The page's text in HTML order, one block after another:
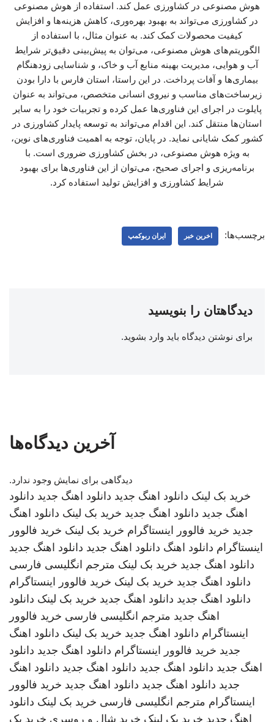
هوش مصنوعی در کشاورزی عمل کند. استفاده از هوش مصنوعی
در کشاورزی می‌تواند به بهبود بهره‌وری، کاهش هزینه‌ها و افزایش
کیفیت محصولات کمک کند. به عنوان مثال، با استفاده از
الگوریتم‌های هوش مصنوعی، می‌توان به پیش‌بینی دقیق‌تر شرایط
آب و هوایی، مدیریت بهینه منابع آب و خاک، و شناسایی زودهنگام
بیماری‌ها و آفات پرداخت. در این راستا، استان فارس با دارا بودن
زیرساخت‌های مناسب و نیروی انسانی متخصص، می‌تواند به عنوان
پایلوت در اجرای این فناوری‌ها عمل کرده و تجربیات خود را به سایر
استان‌ها منتقل کند. این اقدام می‌تواند به توسعه پایدار کشاورزی در
کشور کمک شایانی نماید. در پایان، توجه به اهمیت فناوری‌های نوین،
به ویژه هوش مصنوعی، در بخش کشاورزی ضروری است. با
برنامه‌ریزی و اجرای صحیح، می‌توان از این فناوری‌ها برای بهبود
شرایط کشاورزی و افزایش تولید استفاده کرد.
برچسب‌ها: اخرین خبر ایران ربوکمپ
دیدگاهتان را بنویسید
برای نوشتن دیدگاه باید وارد بشوید.
آخرین دیدگاه‌ها
دیدگاهی برای نمایش وجود ندارد.
خرید بک لینک دانلود اهنگ جدید دانلود اهنگ جدید دانلود
اهنگ جدید دانلود اهنگ جدید خرید بک لینک دانلود اهنگ
جدید خرید فالوور اینستاگرام خرید بک لینک خرید فالوور
اینستاگرام دانلود اهنگ دانلود اهنگ جدید دانلود اهنگ جدید
دانلود اهنگ جدید خرید بک لینک مترجم انگلیسی فارسی
دانلود اهنگ جدید خرید بک لینک خرید فالوور اینستاگرام
دانلود اهنگ جدید دانلود اهنگ جدید خرید بک لینک دانلود
اهنگ جدید مترجم انگلیسی فارسی خرید فالوور
اینستاگرام دانلود اهنگ جدید خرید بک لینک دانلود اهنگ
جدید خرید فالوور اینستاگرام دانلود اهنگ جدید دانلود
اهنگ جدید دانلود اهنگ جدید دانلود اهنگ جدید دانلود اهنگ
جدید دانلود اهنگ جدید دانلود اهنگ جدید خرید فالوور
اینستاگرام مترجم انگلیسی فارسی خرید بک لینک دانلود
اهنگ جدید خرید بک لینک خرید شال و روسری خرید بک